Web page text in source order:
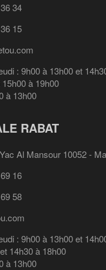
34
15
: 9h00 à 13h00 et
à 19h00
à 13h00
RABAT
Al Mansour 10052 -
16
58
: 9h00 à 13h00 et
14h30 à 18h00
à 13h00